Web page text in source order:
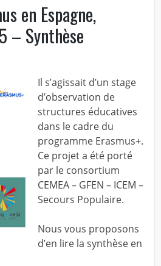
en Espagne,
– Synthèse
Il s’agissait d’un stage
d’observation de
structures éducatives
dans le cadre du
programme Erasmus+.
Ce projet a été porté
par le consortium
CEMEA – GFEN – ICEM –
Secours Populaire.
Nous vous proposons
d’en lire la synthèse en